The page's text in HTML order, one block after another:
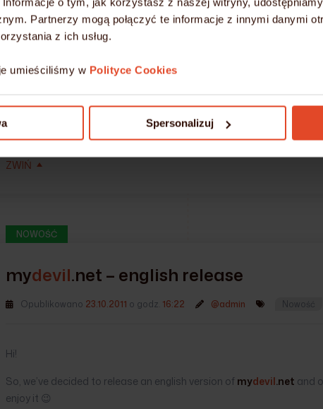
Partnerzy mogą połączyć te informacje z innymi danymi
z ich usług.
umieściliśmy w Polityce Cookies
Spersonalizuj
chmod o+rwx ~/domains/domena.pl/logs/access.log
Uprawnieniao+rwxdają możliwość zapisu dla danego pliku przez
) wyłączymy zapis do plików z logami. Ewentualną rotację
newsyslog, który umożliwia rotacje dowolnych plików).
Pracujemy również nad wprowadzeniem logów z błędami
błędną konfiguracją pliku .htaccess.
ZWIŃ
NOWOŚĆ
mydevil.net – english release
Opublikowano 23.10.2011 o godz. 16:22 @admin Nowość
Hi!
So, we’ve decided to release an english version of mydevil .net and
enjoy it 😉